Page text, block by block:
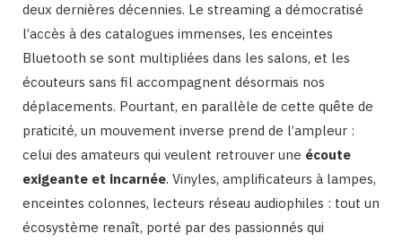
deux dernières décennies. Le streaming a démocratisé
l’accès à des catalogues immenses, les enceintes
Bluetooth se sont multipliées dans les salons, et les
écouteurs sans fil accompagnent désormais nos
déplacements. Pourtant, en parallèle de cette quête de
praticité, un mouvement inverse prend de l’ampleur :
celui des amateurs qui veulent retrouver une écoute
exigeante et incarnée. Vinyles, amplificateurs à lampes,
enceintes colonnes, lecteurs réseau audiophiles : tout un
écosystème renaît, porté par des passionnés qui